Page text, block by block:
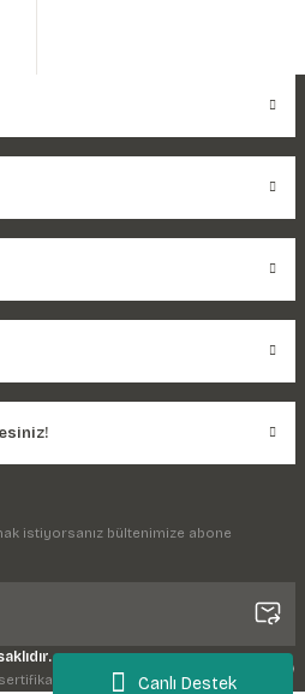
Canlı Destek
istiyorsanız bültenimize abone
ile korunmaktadır.